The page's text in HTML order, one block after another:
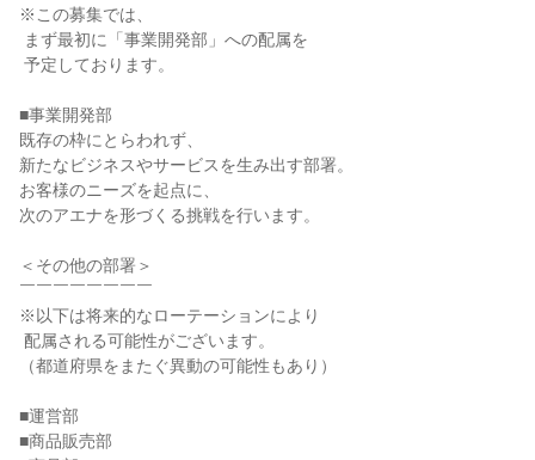
※この募集では、
■事業開発部
既存の枠にとらわれず、
新たなビジネスやサービスを生み出す部署。
お客様のニーズを起点に、
次のアエナを形づくる挑戦を行います。
＜その他の部署＞
￣￣￣￣￣￣￣￣
※以下は将来的なローテーションにより
（都道府県をまたぐ異動の可能性もあり）
■運営部
■商品販売部